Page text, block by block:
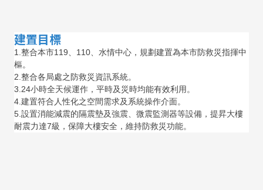
建置目標
1.整合本市119、110、水情中心，規劃建置為本市防救災指揮中
樞。
2.整合各局處之防救災資訊系統。
3.24小時全天候運作，平時及災時均能有效利用。
4.建置符合人性化之空間需求及系統操作介面。
5.設置消能減震的隔震墊及強震、微震監測器等設備，提昇大樓
耐震力達7級，保障大樓安全，維持防救災功能。